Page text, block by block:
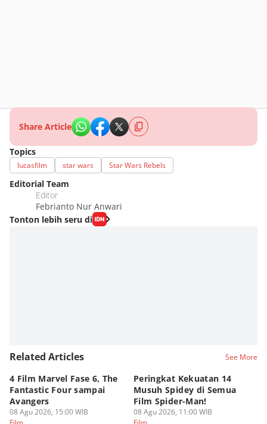
Share Article
Topics
lucasfilm star wars Star Wars Rebels
Editorial Team
Editor
Febrianto Nur Anwari
Tonton lebih seru di
Related Articles See More
4 Film Marvel Fase 6, The
Fantastic Four sampai
Avangers
08 Agu 2026, 15:00 WIB
Peringkat Kekuatan 14
Musuh Spidey di Semua
Film Spider-Man!
08 Agu 2026, 11:00 WIB